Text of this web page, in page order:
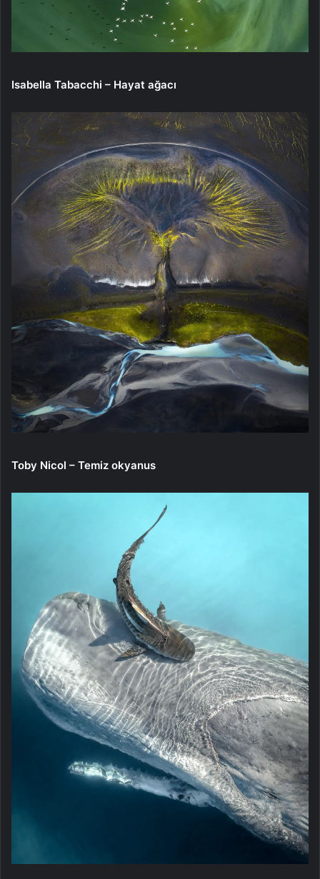
Isabella Tabacchi – Hayat ağacı
Toby Nicol – Temiz okyanus